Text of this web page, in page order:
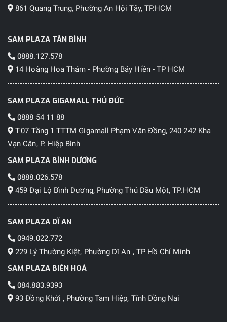
861 Quang Trung, Phường An Hội Tây, TP.HCM
SAM PLAZA TÂN BÌNH
0888.127.578
14 Hoàng Hoa Thám - Phường Bảy Hiền - TP HCM
SAM PLAZA GIGAMALL THỦ ĐỨC
0888 54 11 88
T-07 Tầng 1 TTTM Gigamall Phạm Văn Đồng, 240-242 Kha
Vạn Cân, P. Hiệp Bình
SAM PLAZA BÌNH DƯƠNG
0888.026.578
459 Đại Lộ Bình Dương, Phường Thủ Dầu Một, TP.HCM
SAM PLAZA DĨ AN
0949.022.772
229 Lý Thường Kiệt, Phường Dĩ An , TP Hồ Chí Minh
SAM PLAZA BIÊN HOÀ
084.883.9393
93 Đồng Khởi , Phường Tam Hiệp, Tỉnh Đồng Nai